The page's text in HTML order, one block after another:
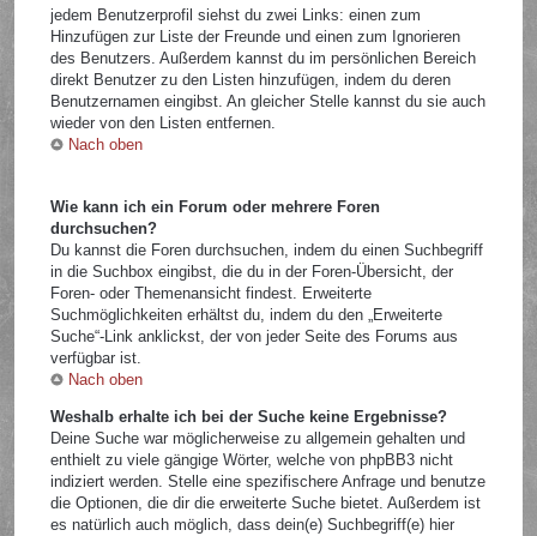
jedem Benutzerprofil siehst du zwei Links: einen zum
Hinzufügen zur Liste der Freunde und einen zum Ignorieren
des Benutzers. Außerdem kannst du im persönlichen Bereich
direkt Benutzer zu den Listen hinzufügen, indem du deren
Benutzernamen eingibst. An gleicher Stelle kannst du sie auch
wieder von den Listen entfernen.
Nach oben
Wie kann ich ein Forum oder mehrere Foren
durchsuchen?
Du kannst die Foren durchsuchen, indem du einen Suchbegriff
in die Suchbox eingibst, die du in der Foren-Übersicht, der
Foren- oder Themenansicht findest. Erweiterte
Suchmöglichkeiten erhältst du, indem du den „Erweiterte
Suche“-Link anklickst, der von jeder Seite des Forums aus
verfügbar ist.
Nach oben
Weshalb erhalte ich bei der Suche keine Ergebnisse?
Deine Suche war möglicherweise zu allgemein gehalten und
enthielt zu viele gängige Wörter, welche von phpBB3 nicht
indiziert werden. Stelle eine spezifischere Anfrage und benutze
die Optionen, die dir die erweiterte Suche bietet. Außerdem ist
es natürlich auch möglich, dass dein(e) Suchbegriff(e) hier